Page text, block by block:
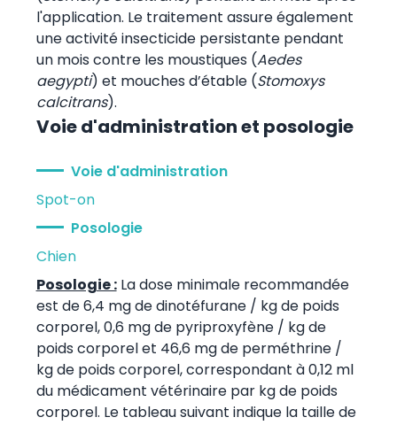
l'application. Le traitement assure également
une activité insecticide persistante pendant
un mois contre les moustiques (Aedes
aegypti) et mouches d’étable (Stomoxys
calcitrans).
Voie d'administration et posologie
Voie d'administration
Spot-on
Posologie
Chien
Posologie :La dose minimale recommandée
est de 6,4 mg de dinotéfurane / kg de poids
corporel, 0,6 mg de pyriproxyfène / kg de
poids corporel et 46,6 mg de perméthrine /
kg de poids corporel, correspondant à 0,12 ml
du médicament vétérinaire par kg de poids
corporel. Le tableau suivant indique la taille de